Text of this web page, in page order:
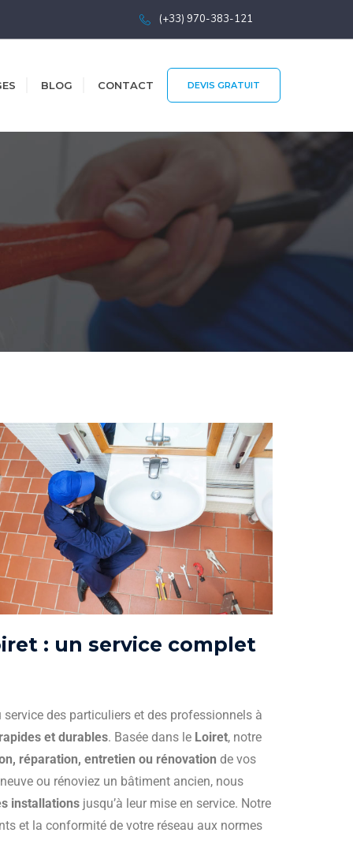
(+33) 970-383-121
BLOG CONTACT DEVIS GRATUIT
: un service complet
des particuliers et des professionnels à
et durables. Basée dans le Loiret, notre
réparation, entretien ou rénovation de vos
ou rénoviez un bâtiment ancien, nous
installationsjusqu’à leur mise en service. Notre
et la conformité de votre réseau aux normes